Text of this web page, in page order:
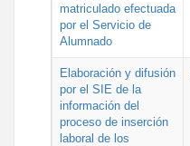
matriculado efectuada
por el Servicio de
Alumnado
Elaboración y difusión
por el SIE de la
información del
proceso de inserción
laboral de los